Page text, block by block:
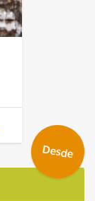
Desde